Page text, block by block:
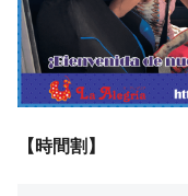
【時間割】